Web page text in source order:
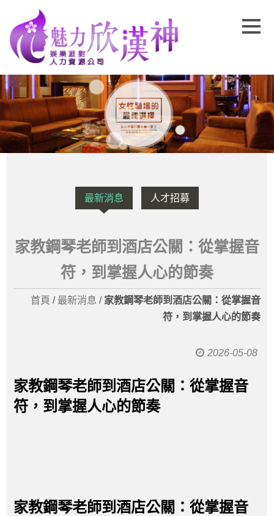
最新消息 人才招募
家教鋼琴老師到酒店公關：從掌握音
符，到掌握人心的節奏
首頁 / 最新消息 / 家教鋼琴老師到酒店公關：從掌握音
符，到掌握人心的節奏
2026-05-08
家教鋼琴老師到酒店公關：從掌握音
符，到掌握人心的節奏
家教鋼琴老師到酒店公關：從掌握音